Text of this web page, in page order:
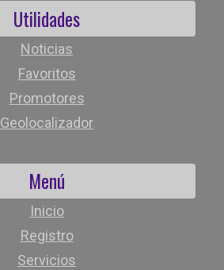
Utilidades
Noticias
Favoritos
Promotores
Geolocalizador
Menú
Inicio
Registro
Servicios